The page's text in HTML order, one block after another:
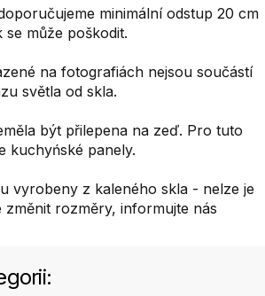
minimální odstup 20 cm
může poškodit.
na fotografiách nejsou součástí
světla od skla.
být přilepena na zeď. Pro tuto
kuchyńské panely.
vyrobeny z kaleného skla - nelze je
rozměry, informujte nás